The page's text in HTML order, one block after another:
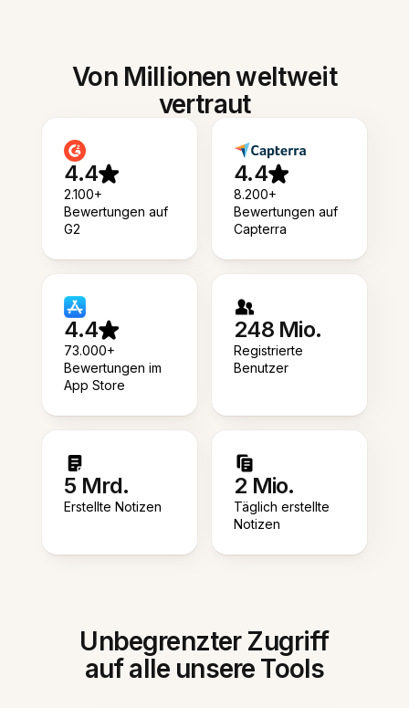
Von Millionen weltweit
vertraut
4.4
2.100+
Bewertungen auf
G2
4.4
8.200+
Bewertungen auf
Capterra
4.4
73.000+
Bewertungen im
App Store
248 Mio.
Registrierte
Benutzer
5 Mrd.
Erstellte Notizen
2 Mio.
Täglich erstellte
Notizen
Unbegrenzter Zugriff
auf alle unsere Tools